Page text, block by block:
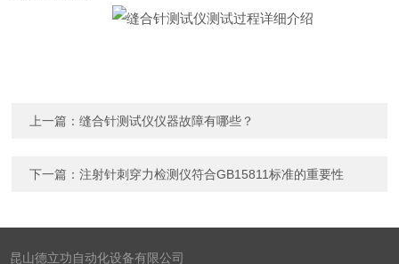
上一篇：缝合针测试仪仪器故障有哪些？
下一篇：注射针刺穿力检测仪符合GB15811标准的重要性
昆山德立功自动化设备有限公司